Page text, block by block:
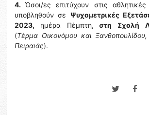
4.Όσοι/ες επιτύχουν στις
υποβληθούν σε Ψυχομετρικές
2023, ημέρα Πέμπτη, στη Σχολή
(Τέρμα Οικονόμου και Ξανθοπουλίδου,
Πειραιάς).